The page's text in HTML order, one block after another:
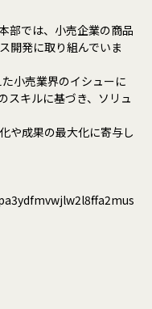
部では、小売企業の商品
開発に取り組んでいま
小売業界のイシューに
スキルに基づき、ソリュ
や成果の最大化に寄与し